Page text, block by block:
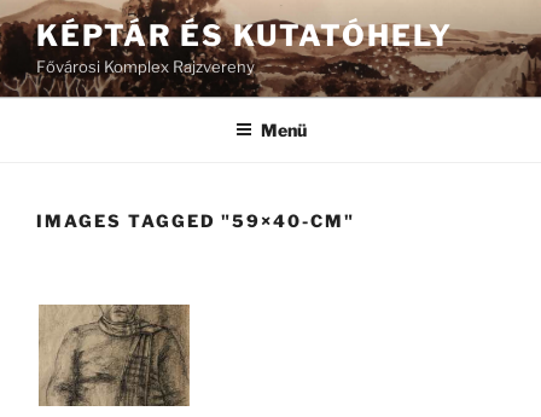
Tartalomhoz
KÉPTÁR ÉS KUTATÓHELY
Fővárosi Komplex Rajzvereny
Menü
IMAGES TAGGED "59×40-CM"